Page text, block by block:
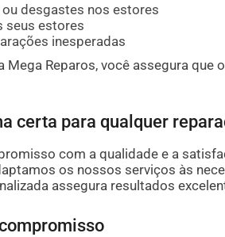
desgastes nos estores
seus estores
inesperadas
Reparos, você assegura que
certa para qualquer
com a qualidade e a
os nossos serviços às
assegura resultados